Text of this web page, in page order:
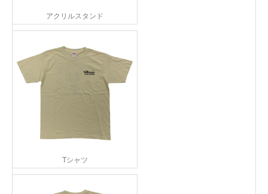
アクリルスタンド
Tシャツ